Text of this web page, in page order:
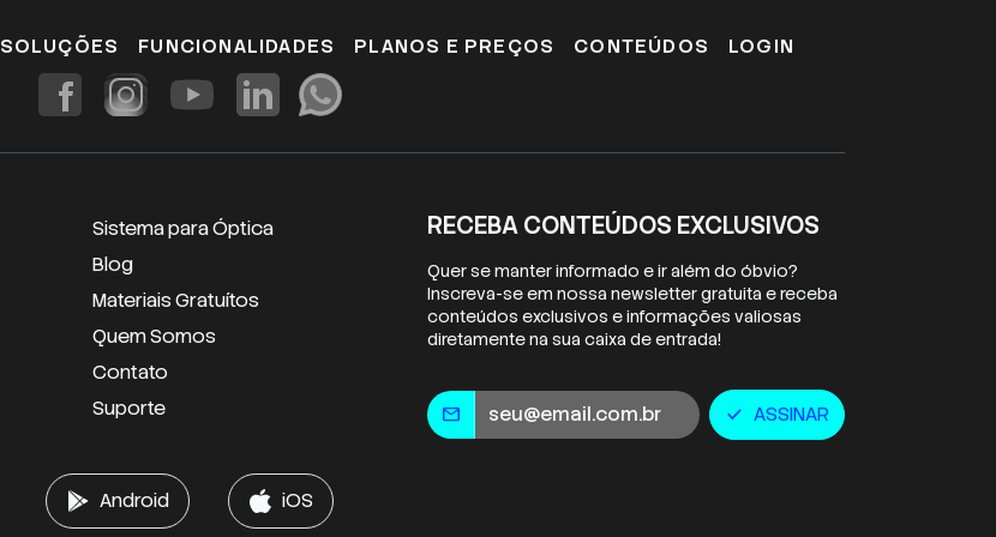
SOLUÇÕES FUNCIONALIDADES PLANOS E PREÇOS CONTEÚDOS LOGIN
Sistema para Óptica
Blog
Materiais Gratuítos
Quem Somos
Contato
Suporte
RECEBA CONTEÚDOS EXCLUSIVOS
Quer se manter informado e ir além do óbvio?
Inscreva-se em nossa newsletter gratuita e receba
conteúdos exclusivos e informações valiosas
diretamente na sua caixa de entrada!
E-mail
mail check ASSINAR
Android iOS